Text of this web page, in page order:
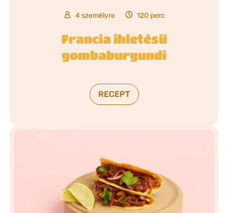
4 személyre 120 perc
Francia ihletésű
gombaburgundi
RECEPT